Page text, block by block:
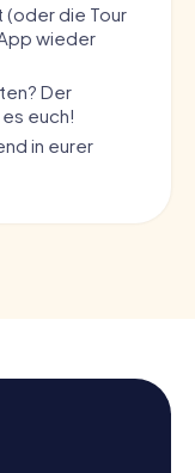
(oder die Tour
wieder
Der
euch!
in eurer